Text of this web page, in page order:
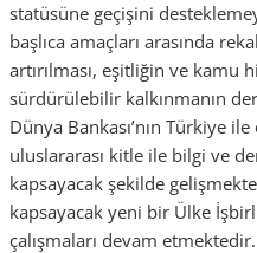
statüsüne geçişini
başlıca amaçları arasında
artırılması, eşitliğin ve
sürdürülebilir kalkınmanın
Dünya Bankası’nın Türkiye
uluslararası kitle ile bilgi ve
kapsayacak şekilde
kapsayacak yeni bir Ülke
çalışmaları devam etmektedir.